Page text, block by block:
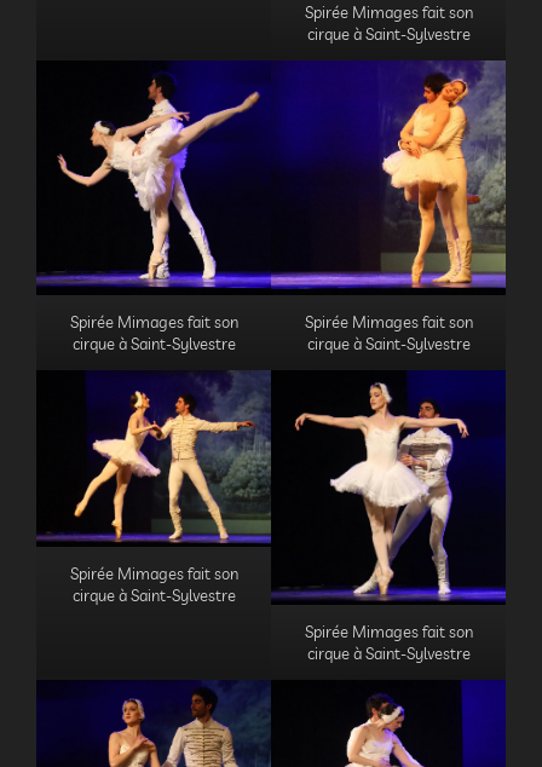
Spirée Mimages fait son
cirque à Saint-Sylvestre
Spirée Mimages fait son
cirque à Saint-Sylvestre
Spirée Mimages fait son
cirque à Saint-Sylvestre
Spirée Mimages fait son
cirque à Saint-Sylvestre
Spirée Mimages fait son
cirque à Saint-Sylvestre